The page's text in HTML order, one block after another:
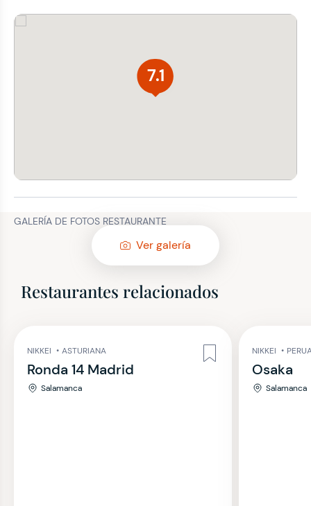
7.1
GALERÍA DE FOTOS RESTAURANTE
Ver galería
Restaurantes relacionados
NIKKEI • ASTURIANA
Ronda 14 Madrid
Salamanca
NIKKEI •
Osaka
Salamanca